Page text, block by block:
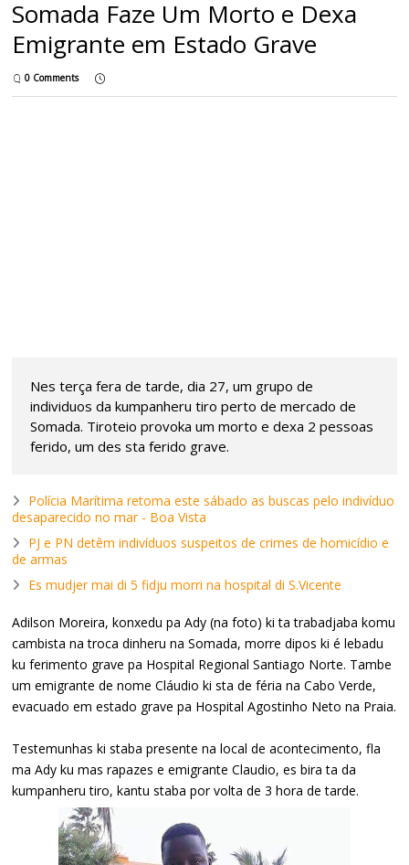
Somada Faze Um Morto e Dexa
Emigrante em Estado Grave
0 Comments
Nes terça fera de tarde, dia 27, um grupo de
individuos da kumpanheru tiro perto de mercado de
Somada. Tiroteio provoka um morto e dexa 2 pessoas
ferido, um des sta ferido grave.
Polícia Marítima retoma este sábado as buscas pelo indivíduo
desaparecido no mar - Boa Vista
PJ e PN detêm indivíduos suspeitos de crimes de homicídio e
de armas
Es mudjer mai di 5 fidju morri na hospital di S.Vicente
Adilson Moreira, konxedu pa Ady (na foto) ki ta trabadjaba komu
cambista na troca dinheru na Somada, morre dipos ki é lebadu
ku ferimento grave pa Hospital Regional Santiago Norte. Tambe
um emigrante de nome Cláudio ki sta de féria na Cabo Verde,
evacuado em estado grave pa Hospital Agostinho Neto na Praia.
Testemunhas ki staba presente na local de acontecimento, fla
ma Ady ku mas rapazes e emigrante Claudio, es bira ta da
kumpanheru tiro, kantu staba por volta de 3 hora de tarde.